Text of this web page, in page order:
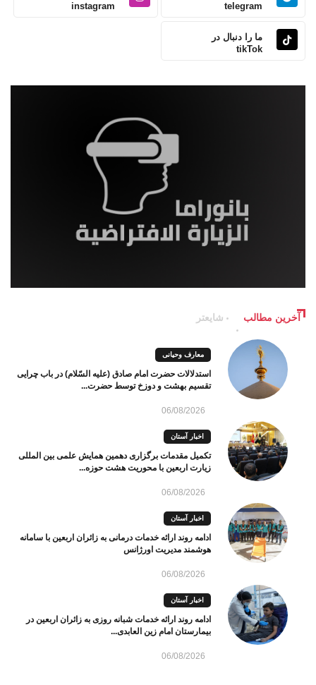
telegram
instagram
ما را دنبال در
tikTok
آخرین مطالب شایعتر
معارف وحیانی
استدلالات حضرت امام صادق (علیه السّلام) در باب چرایی
تقسیم بهشت و دوزخ توسط حضرت...
06/08/2026
اخبار آستان
تکمیل مقدمات برگزاری دهمین همایش علمی بین المللی
زیارت اربعین با محوریت هشت حوزه...
06/08/2026
اخبار آستان
ادامه روند ارائه خدمات درمانی به زائران اربعین با سامانه
هوشمند مدیریت اورژانس
06/08/2026
اخبار آستان
ادامه روند ارائه خدمات شبانه روزی به زائران اربعین در
بیمارستان امام زین العابدی...
06/08/2026